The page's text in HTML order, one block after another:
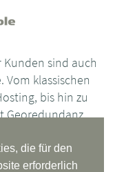
die für den
erforderlich
sind auch
klassischen
bis hin zu
Georedundanz.
und sicheren